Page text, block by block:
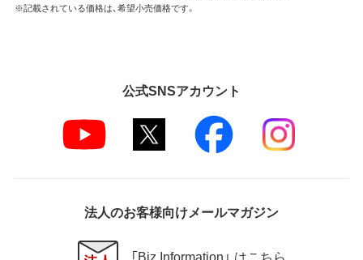
※記載されている価格は、希望小売価格です。
公式SNSアカウント
法人のお客様向けメールマガジン
「Biz Information」 はこちら